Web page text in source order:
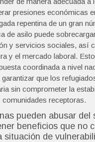
presiones económicas
repentina de un gran
de asilo puede
y servicios sociales, así
y el mercado laboral.
coordinada a nivel
que los
sin comprometer la
receptoras.
pueden abusar del
beneficios que no
situación de